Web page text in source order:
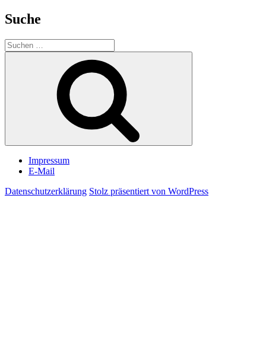
Suche
Suchen
nach:
Impressum
E-Mail
Datenschutzerklärung Stolz präsentiert von WordPress